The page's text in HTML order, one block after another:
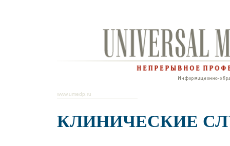
www.umedp.ru
КЛИНИЧЕСКИЕ